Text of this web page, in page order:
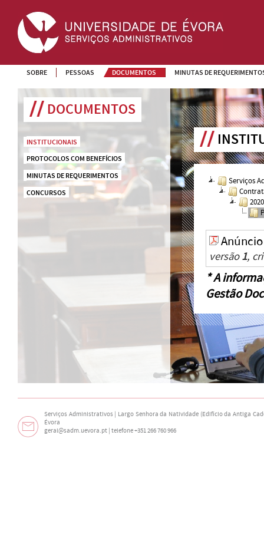
SOBRE PESSOAS DOCUMENTOS MINUTAS DE
DOCUMENTOS
INSTITUCIONAIS
PROTOCOLOS COM BENEFÍCIOS
MINUTAS DE REQUERIMENTOS
CONCURSOS
Serviços
2020
versão1,
* A
Gestão
Serviços Administrativos | Largo Senhora da Natividade (Edifício da Antiga
Évora
geral@sadm.uevora.pt | telefone +351 266 760 966